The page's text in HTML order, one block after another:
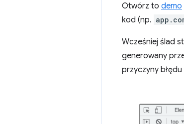
Otwórz to demo
kod (np.
Wcześniej ślad
generowany
przyczyny błędu